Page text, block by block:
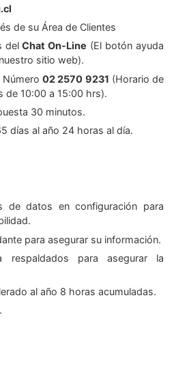
de su Área de Clientes
delChat On-Line (El botón ayuda
sitio web).
Número02 2570 9231 (Horario de
de 10:00 a 15:00 hrs).
30 minutos.
días al año 24 horas al día.
de datos en configuración para
para asegurar su información.
para asegurar la
al año 8 horas acumuladas.